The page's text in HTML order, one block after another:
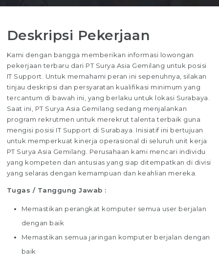
Deskripsi Pekerjaan
Kami dengan bangga memberikan informasi lowongan
pekerjaan terbaru dari PT Surya Asia Gemilang untuk posisi
IT Support. Untuk memahami peran ini sepenuhnya, silakan
tinjau deskripsi dan persyaratan kualifikasi minimum yang
tercantum di bawah ini, yang berlaku untuk lokasi Surabaya.
Saat ini, PT Surya Asia Gemilang sedang menjalankan
program rekrutmen untuk merekrut talenta terbaik guna
mengisi posisi IT Support di Surabaya. Inisiatif ini bertujuan
untuk memperkuat kinerja operasional di seluruh unit kerja
PT Surya Asia Gemilang. Perusahaan kami mencari individu
yang kompeten dan antusias yang siap ditempatkan di divisi
yang selaras dengan kemampuan dan keahlian mereka.
Tugas / Tanggung Jawab :
Memastikan perangkat komputer semua user berjalan
dengan baik
Memastikan semua jaringan komputer berjalan dengan
baik